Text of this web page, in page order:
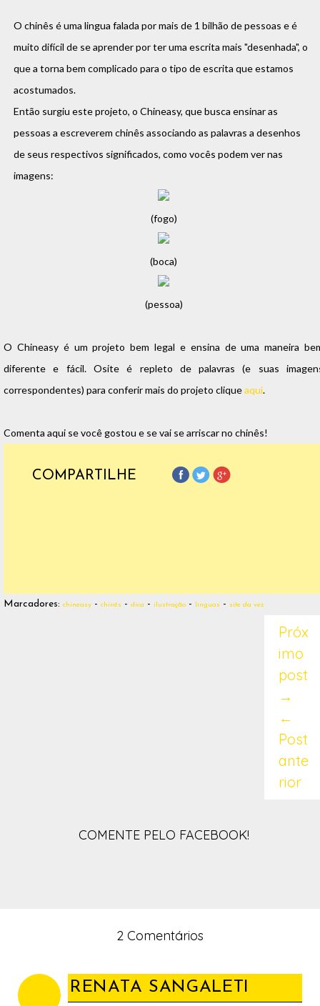
O chinês é uma lingua falada por mais de 1 bilhão de pessoas e é
muito difícil de se aprender por ter uma escrita mais "desenhada", o
que a torna bem complicado para o tipo de escrita que estamos
acostumados.
Então surgiu este projeto, o Chineasy, que busca ensinar as
pessoas a escreverem chinês associando as palavras a desenhos
de seus respectivos significados, como vocês podem ver nas
imagens:
(fogo)
(boca)
(pessoa)
O Chineasy é um projeto bem legal e ensina de uma maneira
diferente e fácil. Osite é repleto de palavras (e suas
correspondentes) para conferir mais do projeto cliqueaqui.
Comenta aqui se você gostou e se vai se arriscar no chinês!
COMPARTILHE
Marcadores: chineasy - chinês - dica - ilustração - línguas - site da vez
Próx
imo
post
→
←
Post
ante
rior
COMENTE PELO FACEBOOK!
2 Comentários
RENATA SANGALETI